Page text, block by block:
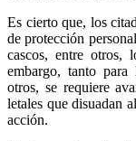
Es cierto que, los
de protección
cascos, entre otros,
embargo, tanto
otros, se requiere
letales que disuadan
acción.